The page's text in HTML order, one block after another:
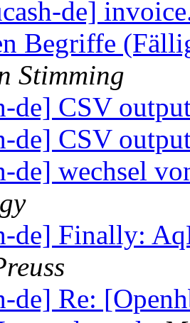
de]
Begriffe
Stimming
de] CSV
de] CSV
de] wechsel
de] Finally:
de] Re: